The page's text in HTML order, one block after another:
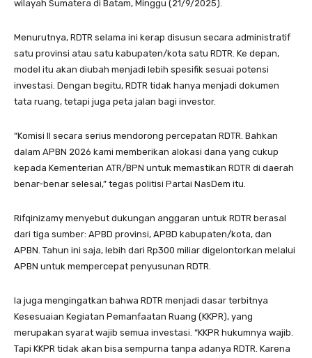
wilayah Sumatera di Batam, Minggu (21/9/2025).
Menurutnya, RDTR selama ini kerap disusun secara administratif
satu provinsi atau satu kabupaten/kota satu RDTR. Ke depan,
model itu akan diubah menjadi lebih spesifik sesuai potensi
investasi. Dengan begitu, RDTR tidak hanya menjadi dokumen
tata ruang, tetapi juga peta jalan bagi investor.
“Komisi II secara serius mendorong percepatan RDTR. Bahkan
dalam APBN 2026 kami memberikan alokasi dana yang cukup
kepada Kementerian ATR/BPN untuk memastikan RDTR di daerah
benar-benar selesai,” tegas politisi Partai NasDem itu.
Rifqinizamy menyebut dukungan anggaran untuk RDTR berasal
dari tiga sumber: APBD provinsi, APBD kabupaten/kota, dan
APBN. Tahun ini saja, lebih dari Rp300 miliar digelontorkan melalui
APBN untuk mempercepat penyusunan RDTR.
Ia juga mengingatkan bahwa RDTR menjadi dasar terbitnya
Kesesuaian Kegiatan Pemanfaatan Ruang (KKPR), yang
merupakan syarat wajib semua investasi. “KKPR hukumnya wajib.
Tapi KKPR tidak akan bisa sempurna tanpa adanya RDTR. Karena